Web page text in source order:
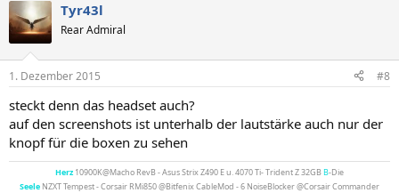
Tyr43l
Rear Admiral
1. Dezember 2015 #8
steckt denn das headset auch?
auf den screenshots ist unterhalb der lautstärke auch nur der
knopf für die boxen zu sehen
Herz 10900K@Macho RevB - Asus Strix Z490 E u. 4070 Ti- Trident Z 32GBB-Die
Seele NZXT Tempest - Corsair RMi850 @Bitfenix CableMod - 6 NoiseBlocker @Corsair Commander